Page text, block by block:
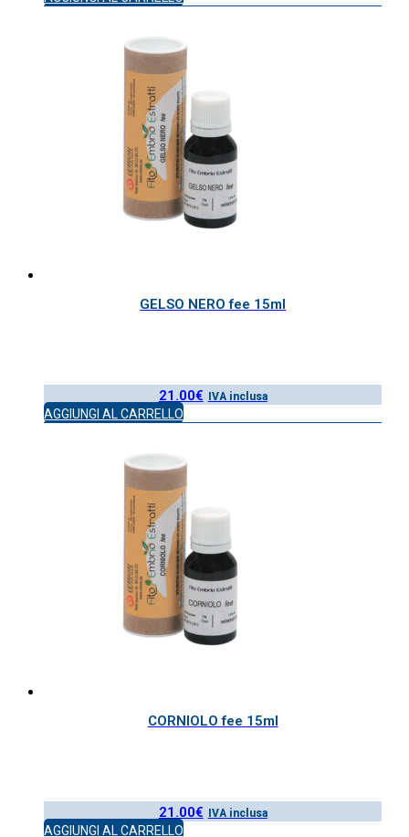
GELSO NERO fee 15ml
21.00€ IVA inclusa
AGGIUNGI AL CARRELLO
CORNIOLO fee 15ml
21.00€ IVA inclusa
AGGIUNGI AL CARRELLO